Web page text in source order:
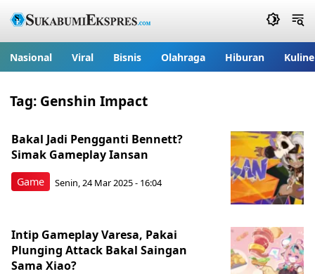
Nasional Viral Bisnis Olahraga Hiburan
Tag: Genshin Impact
Game
Bakal Jadi Pengganti Bennett?
Simak Gameplay Iansan
Senin, 24 Mar 2025 - 16:04
Intip Gameplay Varesa, Pakai
Plunging Attack Bakal Saingan
Sama Xiao?